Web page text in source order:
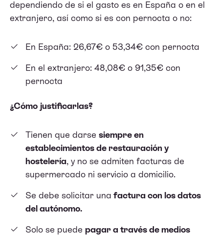
dependiendo de si el gasto es en España o en el
extranjero, así como si es con pernocta o no:
En España: 26,67€ o 53,34€ con pernocta
En el extranjero: 48,08€ o 91,35€ con
pernocta
¿Cómo justificarlas?
Tienen que darse siempre en
establecimientos de restauración y
hostelería, y no se admiten facturas de
supermercado ni servicio a domicilio.
Se debe solicitar una factura con los datos
del autónomo.
Solo se puede pagar a través de medios